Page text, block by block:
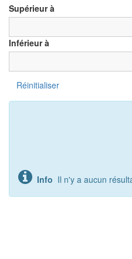
Supérieur à
Inférieur à
Réinitialiser
Info Il n'y a aucun